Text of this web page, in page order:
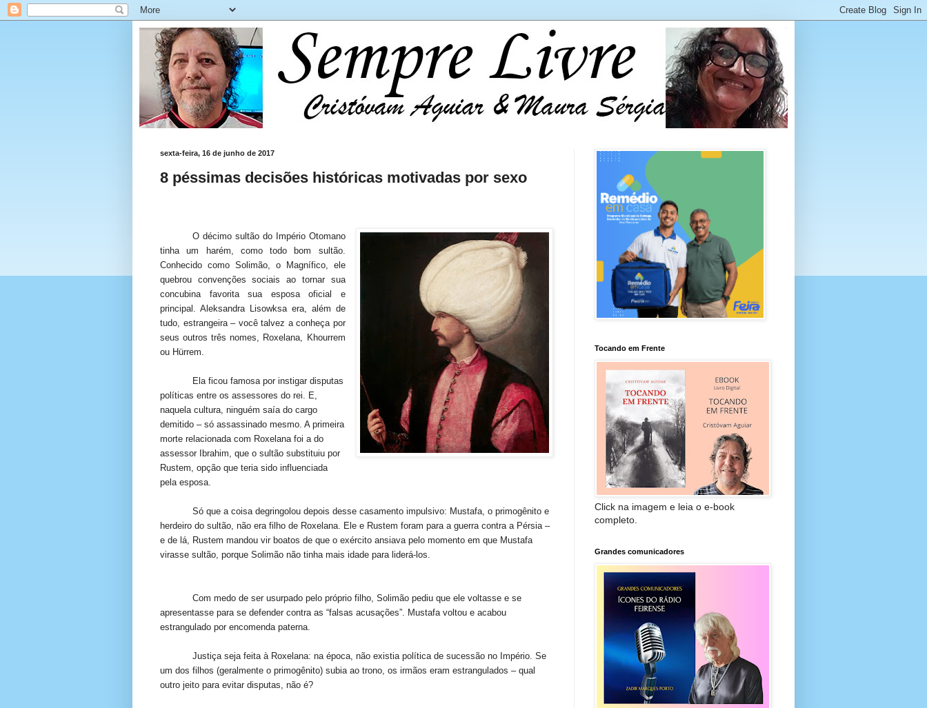
sexta-feira, 16 de junho de 2017
8 péssimas decisões históricas motivadas por sexo
O décimo sultão do Império Otomano
tinha um harém, como todo bom sultão.
Conhecido como Solimão, o Magnífico, ele
quebrou convenções sociais ao tornar sua
concubina favorita sua esposa oficial e
principal. Aleksandra Lisowksa era, além de
tudo, estrangeira – você talvez a conheça por
seus outros três nomes, Roxelana, Khourrem
ou Hürrem.
Ela ficou famosa por instigar disputas
políticas entre os assessores do rei. E,
naquela cultura, ninguém saía do cargo
demitido – só assassinado mesmo. A primeira
morte relacionada com Roxelana foi a do
assessor Ibrahim, que o sultão substituiu por
Rustem, opção que teria sido influenciada
pela esposa.
Só que a coisa degringolou depois desse casamento impulsivo: Mustafa, o primogênito e
herdeiro do sultão, não era filho de Roxelana. Ele e Rustem foram para a guerra contra a Pérsia –
e de lá, Rustem mandou vir boatos de que o exército ansiava pelo momento em que Mustafa
virasse sultão, porque Solimão não tinha mais idade para liderá-los.
Com medo de ser usurpado pelo próprio filho, Solimão pediu que ele voltasse e se
apresentasse para se defender contra as “falsas acusações”. Mustafa voltou e acabou
estrangulado por encomenda paterna.
Justiça seja feita à Roxelana: na época, não existia política de sucessão no Império. Se
um dos filhos (geralmente o primogênito) subia ao trono, os irmãos eram estrangulados – qual
outro jeito para evitar disputas, não é?
Tocando em Frente
Click na imagem e leia o e-book
completo.
Grandes comunicadores